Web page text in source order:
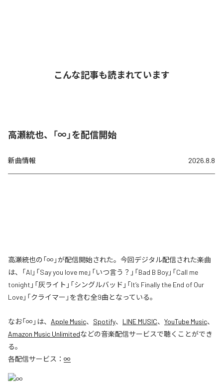
こんな記事も読まれています
高瀬統也、「∞」を配信開始
新曲情報 2026.8.8
高瀬統也の「∞」が配信開始された。今回デジタル配信された楽曲
は、「AI」「Say you love me」「いつ言う？」「Bad B Boy」「Call me
tonight」「灰ライト」「シングルバッド」「It’s Finally the End of Our
Love」「クライマー」を含む全9曲となっている。
なお「∞ 」は、 Apple Music、 Spotify、 LINE MUSIC、 YouTube Music、
Amazon Music Unlimitedなどの音楽配信サービスで聴くことができ
る。
各配信サービス： ∞